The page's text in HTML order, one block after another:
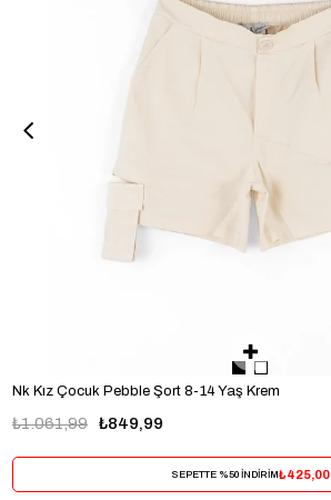
Nk Kız Çocuk Pebble Şort 8-14 Yaş Krem
₺849,99
₺1.061,99
SEPETTE %50 İNDİRİM₺425,00